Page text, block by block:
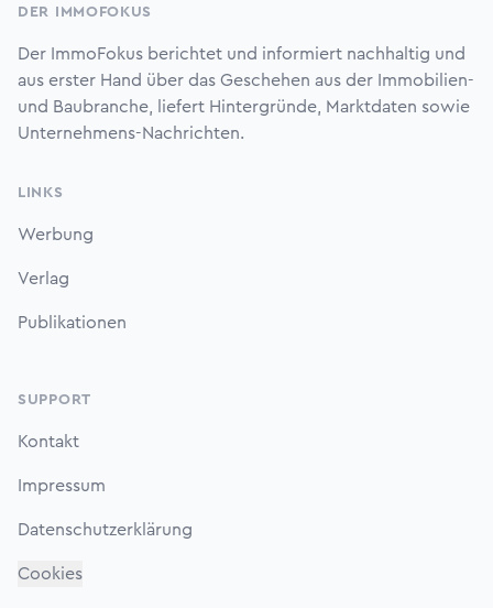
DER IMMOFOKUS
Der ImmoFokus berichtet und informiert nachhaltig und
aus erster Hand über das Geschehen aus der Immobilien-
und Baubranche, liefert Hintergründe, Marktdaten sowie
Unternehmens-Nachrichten.
LINKS
Werbung
Verlag
Publikationen
SUPPORT
Kontakt
Impressum
Datenschutzerklärung
Cookies